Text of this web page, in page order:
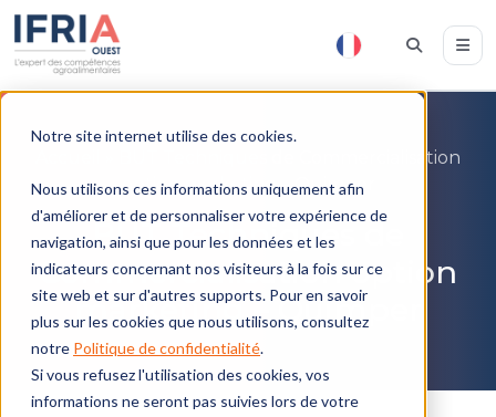
Notre site internet utilise des cookies.
Nous utilisons ces informations uniquement afin
d'améliorer et de personnaliser votre expérience de
navigation, ainsi que pour les données et les
indicateurs concernant nos visiteurs à la fois sur ce
site web et sur d'autres supports. Pour en savoir
plus sur les cookies que nous utilisons, consultez
notre Politique de confidentialité.
Si vous refusez l'utilisation des cookies, vos
informations ne seront pas suivies lors de votre
BUT Techniques de Commercialisation
option marketing – Quimper
BUT Techniques de
Commercialisation option
marketing – Quimper